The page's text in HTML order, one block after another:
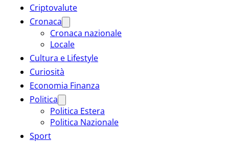
Criptovalute
Cronaca
Cronaca nazionale
Locale
Cultura e Lifestyle
Curiosità
Economia Finanza
Politica
Politica Estera
Politica Nazionale
Sport